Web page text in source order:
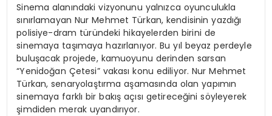
Sinema alanındaki vizyonunu yalnızca oyunculukla
sınırlamayan Nur Mehmet Türkan, kendisinin yazdığı
polisiye-dram türündeki hikayelerden birini de
sinemaya taşımaya hazırlanıyor. Bu yıl beyaz perdeyle
buluşacak projede, kamuoyunu derinden sarsan
“Yenidoğan Çetesi” vakası konu ediliyor. Nur Mehmet
Türkan, senaryolaştırma aşamasında olan yapımın
sinemaya farklı bir bakış açısı getireceğini söyleyerek
şimdiden merak uyandırıyor.